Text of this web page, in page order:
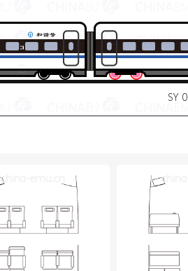
SY 0
china-emu.cn